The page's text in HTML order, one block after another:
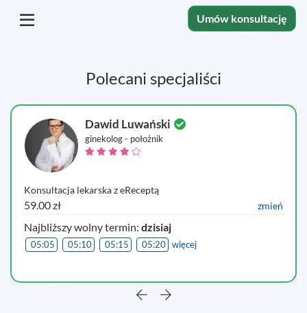
Umów konsultację
Polecani specjaliści
Dawid Luwański
ginekolog - położnik
Konsultacja lekarska z eReceptą
59.00 zł zmień
Najbliższy wolny termin: dzisiaj
05:05 05:10 05:15 05:20 więcej